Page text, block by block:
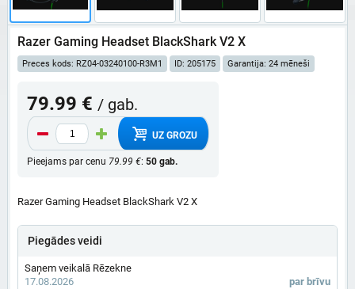
Razer Gaming Headset BlackShark V2 X
Preces kods: RZ04-03240100-R3M1 ID: 205175 Garantija: 24 mēneši
79.99 € / gab.
UZ GROZU
Pieejams par cenu 79.99 €: 50 gab.
Razer Gaming Headset BlackShark V2 X
Piegādes veidi
Saņem veikalā Rēzekne
17.08.2026
par brīvu